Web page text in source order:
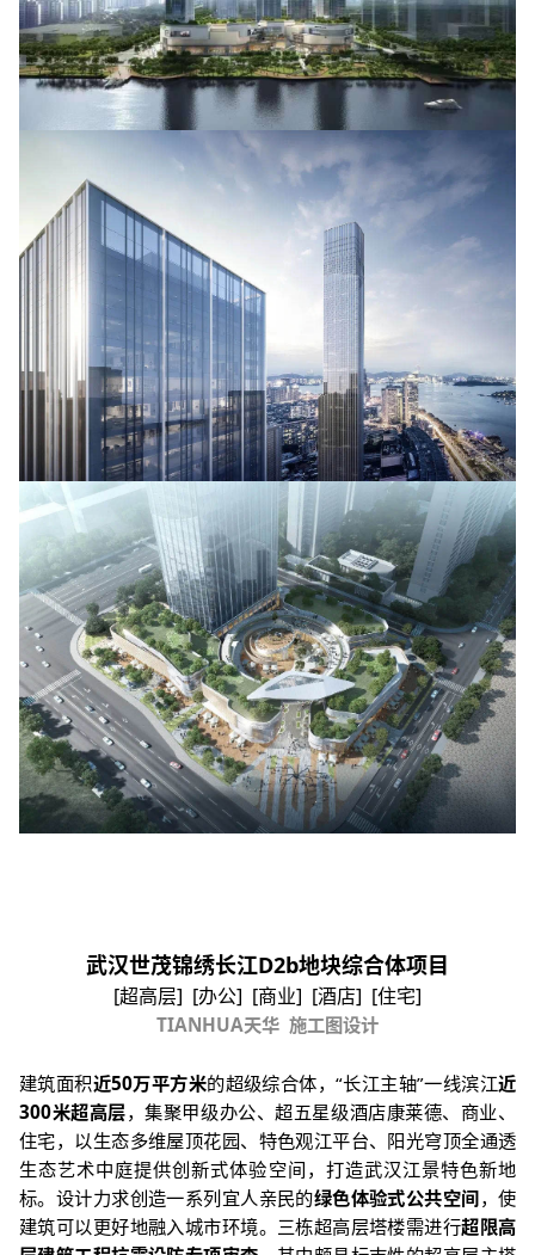
武汉世茂锦绣长江D2b地块综合体项目
[超高层] [办公] [商业] [酒店] [住宅]
TIANHUA天华 施工图设计
建筑面积近50万平方米的超级综合体，“长江主轴”一线滨江近
300米超高层，集聚甲级办公、超五星级酒店康莱德、商业、
住宅，以生态多维屋顶花园、特色观江平台、阳光穹顶全通透
生态艺术中庭提供创新式体验空间，打造武汉江景特色新地
标。设计力求创造一系列宜人亲民的绿色体验式公共空间，使
建筑可以更好地融入城市环境。三栋超高层塔楼需进行超限高